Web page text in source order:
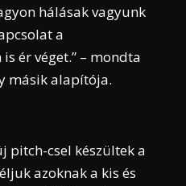
hálásak vagyunk
a
ér véget.” – mondta
másik alapítója.
pitch-csel készültek a
azoknak a kis és